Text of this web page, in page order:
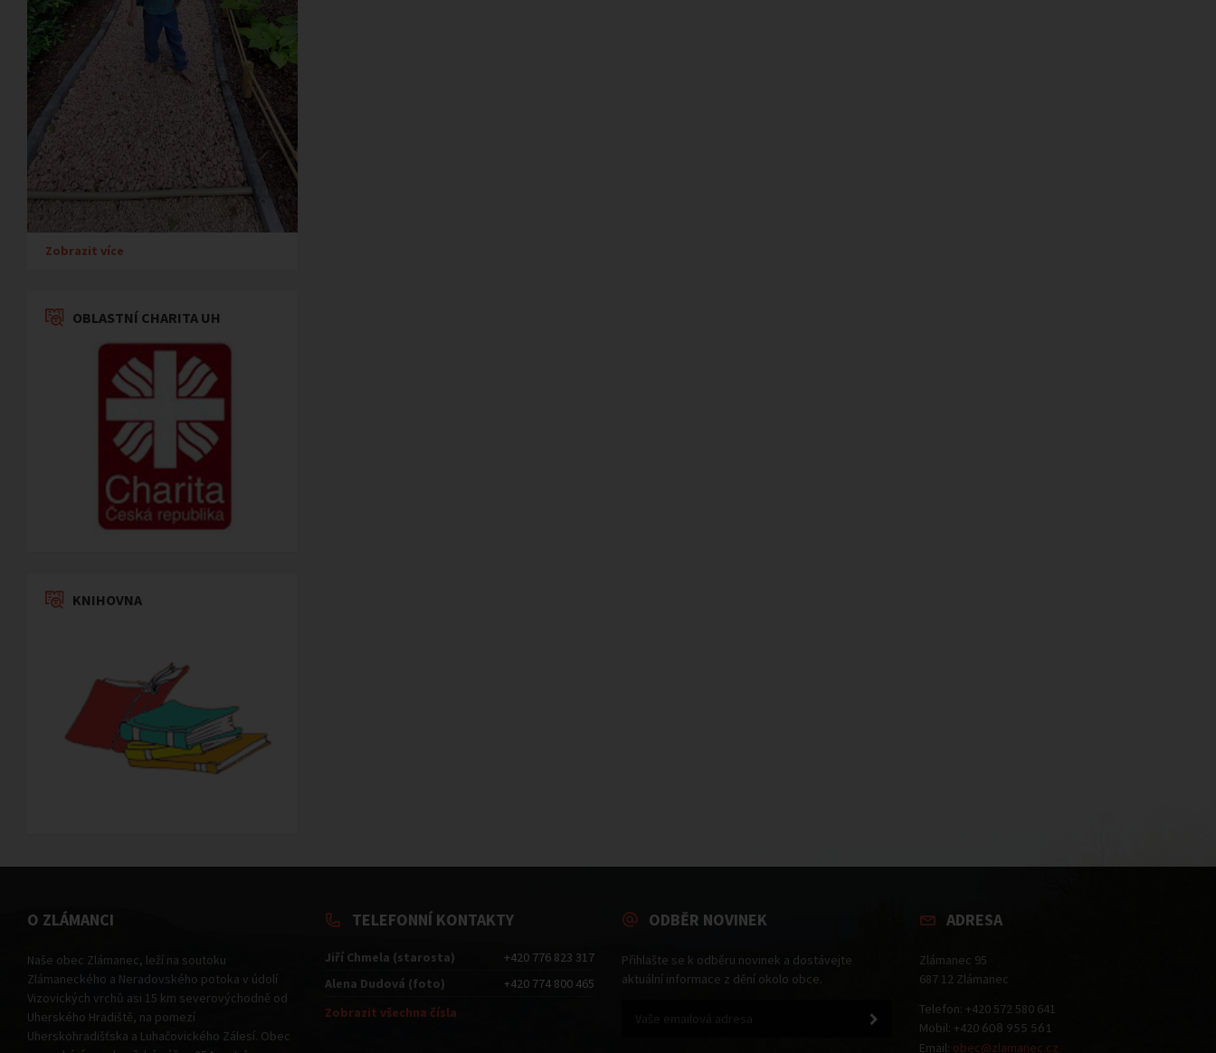
Zobrazit více
OBLASTNÍ CHARITA UH
KNIHOVNA
O ZLÁMANCI
Naše obec Zlámanec, leží na soutoku
Zlámaneckého a Neradovského potoka v údolí
Vizovických vrchů asi 15 km severovýchodně od
Uherského Hradiště, na pomezí
Uherskohradišťska a Luhačovického Zálesí. Obec
TELEFONNÍ KONTAKTY
Jiří Chmela (starosta)
+420 776 823 317
Alena Dudová (foto)
+420 774 800 465
Zobrazit všechna čísla
ODBĚR NOVINEK
Přihlašte se k odběru novinek a dostávejte
aktuální informace z dění okolo obce.
ADRESA
Zlámanec 95
687 12 Zlámanec
Telefon: +420 572 580 641
Mobil: +420 608 955 561
Email: obec@zlamanec.cz